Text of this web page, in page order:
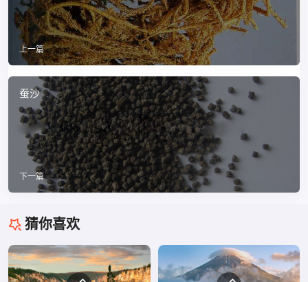
上一篇
蚕沙
下一篇
猜你喜欢